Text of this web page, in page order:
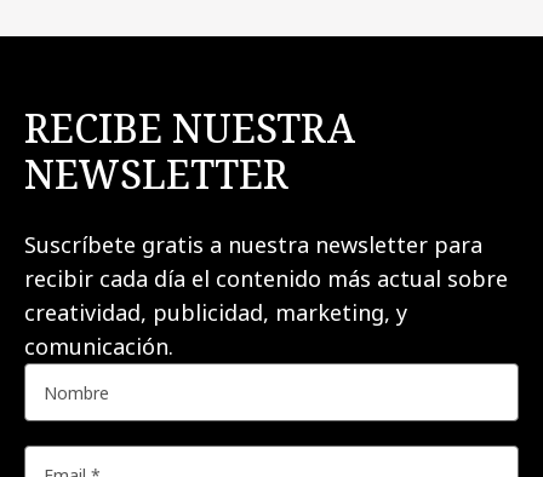
RECIBE NUESTRA
NEWSLETTER
Suscríbete gratis a nuestra newsletter para
recibir cada día el contenido más actual sobre
creatividad, publicidad, marketing, y
comunicación.